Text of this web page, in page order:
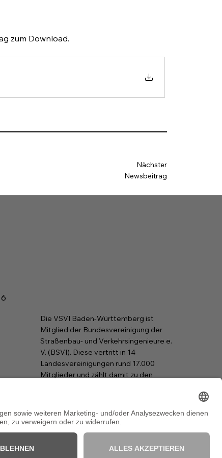
zum Download.
Nächster
Newsbeitrag
Die VSVI Baden-Württemberg ist
Mitglied der Bundesvereinigung der
Straßenbau- und Verkehrsingenieure e.
V. (BSVI). Diese vertritt in 14
Landesvereinigungen rund 17.000
Mitglieder und zählt damit zu den